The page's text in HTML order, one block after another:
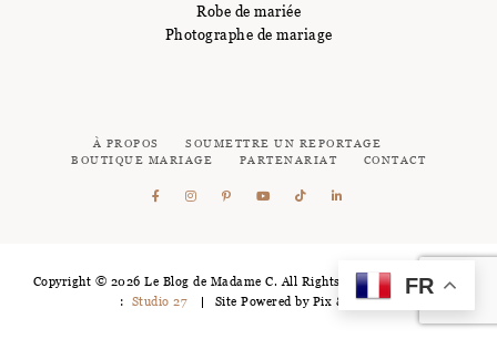
Robe de mariée
Photographe de mariage
À PROPOS
SOUMETTRE UN REPORTAGE
BOUTIQUE MARIAGE
PARTENARIAT CONTACT
Copyright © 2026 Le Blog de Madame C. All Rights Reserved - Logotype
: Studio 27 Site Powered by Pix & Hue.
FR